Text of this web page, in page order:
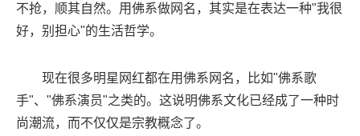
不抢，顺其自然。用佛系做网名，其实是在表达一种"我很
好，别担心"的生活哲学。
现在很多明星网红都在用佛系网名，比如"佛系歌
手"、"佛系演员"之类的。这说明佛系文化已经成了一种时
尚潮流，而不仅仅是宗教概念了。